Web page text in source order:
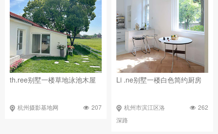
th.ree别墅一楼草地泳池木屋
杭州摄影基地网 207
Li .ne别墅一楼白色简约厨房
杭州市滨江区洛
深路
262